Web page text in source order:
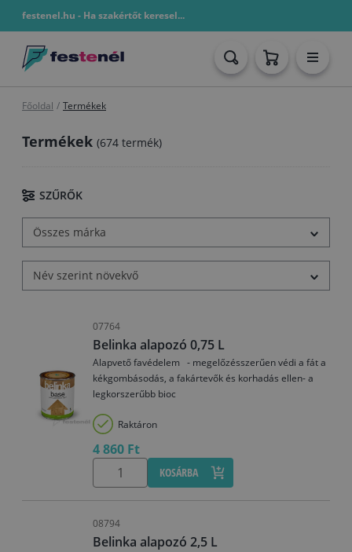
festenel.hu - Ha szakértőt keresel...
Főoldal / Termékek
Termékek (674 termék)
SZŰRŐK
Összes márka
Név szerint növekvő
07764
Belinka alapozó 0,75 L
Alapvető favédelem - megelőzésszerűen védi a fát a
kékgombásodás, a fakártevők és korhadás ellen- a
legkorszerűbb bioc
Raktáron
4 860 Ft
KOSÁRBA
08794
Belinka alapozó 2,5 L